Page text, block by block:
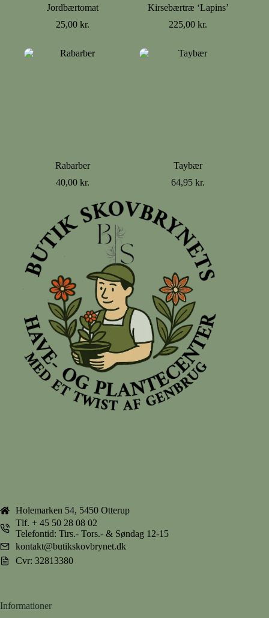
Jordbærtomat
25,00kr.
Kirsebærtræ ‘Lapins’
225,00kr.
Rabarber
40,00kr.
Taybær
64,95kr.
Holemarken 54, 5450 Otterup
Tlf. + 45 50 28 08 02
Telefontid: Tirs.- Tors.- & Søndag 12-15
kontakt@butikskovbrynet.dk
Cvr: 32813380
Informationer